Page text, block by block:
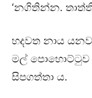
‘නගිතින්න.
හදවත නාය
මල් පොහොට්ටුව
සිපගත්තා ය.